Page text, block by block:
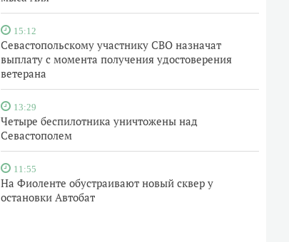
15:12
Севастопольскому участнику СВО назначат
выплату с момента получения удостоверения
ветерана
13:29
Четыре беспилотника уничтожены над
Севастополем
11:55
На Фиоленте обустраивают новый сквер у
остановки Автобат